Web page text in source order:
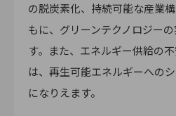
の脱炭素化、持続可能な産業
もに、グリーンテクノロジー
す。また、エネルギー供給の
は、再生可能エネルギーへの
になりえます。